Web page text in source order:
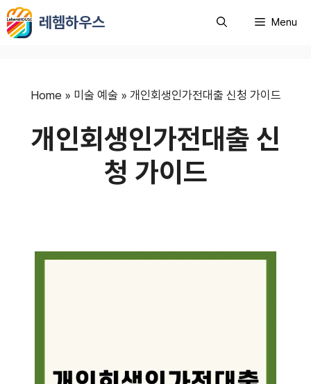
컨
텐
레헴하우스 Menu
Home » 미술 예술 » 개인회생인가전대출 신청 가이드
개인회생인가전대출 신
청 가이드